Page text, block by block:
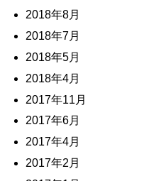
2018年8月
2018年7月
2018年5月
2018年4月
2017年11月
2017年6月
2017年4月
2017年2月